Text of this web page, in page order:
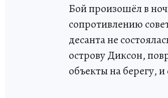
Бой произошёл в
сопротивлению
десанта не
острову Диксон,
объекты на берегу,